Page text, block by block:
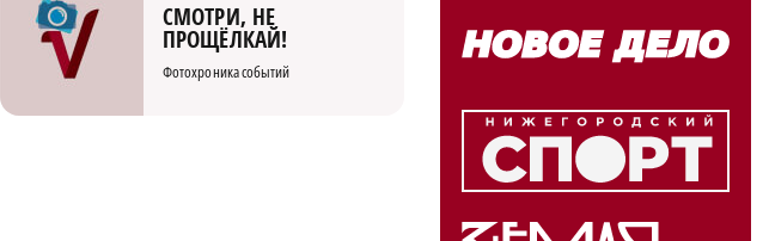
СМОТРИ, НЕ
ПРОЩЁЛКАЙ!
Фотохроника событий